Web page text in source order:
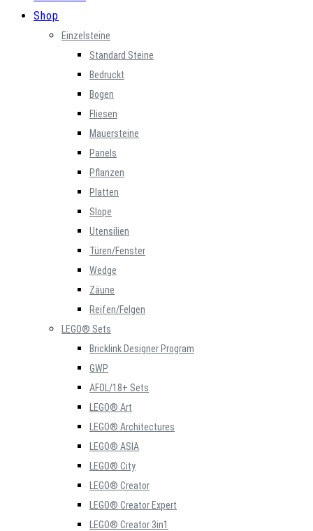
Shop
Einzelsteine
Standard Steine
Bedruckt
Bogen
Fliesen
Mauersteine
Panels
Pflanzen
Platten
Slope
Utensilien
Türen/Fenster
Wedge
Zäune
Reifen/Felgen
LEGO® Sets
Bricklink Designer Program
GWP
AFOL/18+ Sets
LEGO® Art
LEGO® Architectures
LEGO® ASIA
LEGO® City
LEGO® Creator
LEGO® Creator Expert
LEGO® Creator 3in1